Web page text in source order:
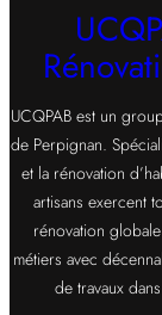
UCQPAB est un
de Perpignan.
et la rénovation
artisans exercent
rénovation
métiers avec
de travaux